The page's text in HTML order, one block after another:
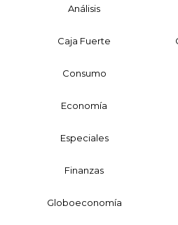
Análisis
Caja Fuerte
Consumo
Economía
Especiales
Finanzas
Globoeconomía